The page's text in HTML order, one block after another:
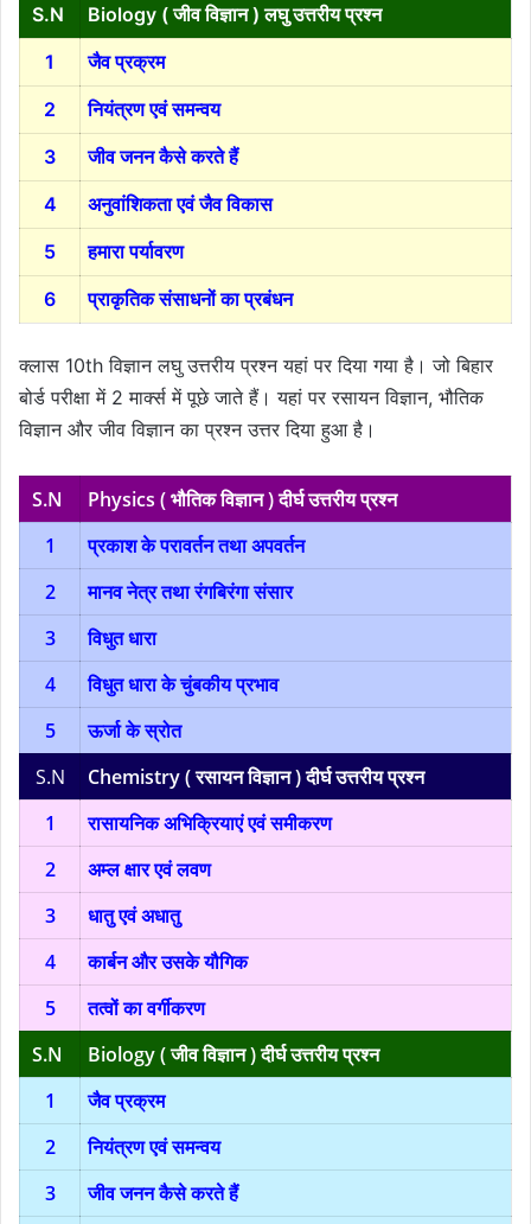
S.N
Biology ( जीव विज्ञान ) लघु उत्तरीय प्रश्न
1
जैव प्रक्रम
2
नियंत्रण एवं समन्वय
3
जीव जनन कैसे करते हैं
4
अनुवांशिकता एवं जैव विकास
5
हमारा पर्यावरण
6
प्राकृतिक संसाधनों का प्रबंधन
क्लास 10th विज्ञान लघु उत्तरीय प्रश्न यहां पर दिया गया है। जो बिहार
बोर्ड परीक्षा में 2 मार्क्स में पूछे जाते हैं। यहां पर रसायन विज्ञान, भौतिक
विज्ञान और जीव विज्ञान का प्रश्न उत्तर दिया हुआ है।
S.N
Physics ( भौतिक विज्ञान ) दीर्घ उत्तरीय प्रश्न
1
प्रकाश के परावर्तन तथा अपवर्तन
2
मानव नेत्र तथा रंगबिरंगा संसार
3
विधुत धारा
4
विधुत धारा के चुंबकीय प्रभाव
5
ऊर्जा के स्रोत
S.N
Chemistry ( रसायन विज्ञान ) दीर्घ उत्तरीय प्रश्न
1
रासायनिक अभिक्रियाएं एवं समीकरण
2
अम्ल क्षार एवं लवण
3
धातु एवं अधातु
4
कार्बन और उसके यौगिक
5
तत्वों का वर्गीकरण
S.N
Biology ( जीव विज्ञान ) दीर्घ उत्तरीय प्रश्न
1
जैव प्रक्रम
2
नियंत्रण एवं समन्वय
3
जीव जनन कैसे करते हैं